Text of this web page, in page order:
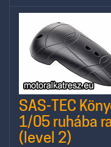
SAS-TEC
1/05 ruhába
(level 2)